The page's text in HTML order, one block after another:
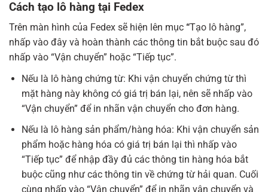
Cách tạo lô hàng tại Fedex
Trên màn hình của Fedex sẽ hiện lên mục “Tạo lô hàng”,
nhấp vào đây và hoàn thành các thông tin bắt buộc sau đó
nhấp vào “Vận chuyển” hoặc “Tiếp tục”.
Nếu là lô hàng chứng từ: Khi vận chuyển chứng từ thì
mặt hàng này không có giá trị bán lại, nên sẽ nhấp vào
“Vận chuyển” để in nhãn vận chuyển cho đơn hàng.
Nếu là lô hàng sản phẩm/hàng hóa: Khi vận chuyển sản
phẩm hoặc hàng hóa có giá trị bán lại thì nhấp vào
“Tiếp tục” để nhập đầy đủ các thông tin hàng hóa bắt
buộc cũng như các thông tin về chứng từ hải quan. Cuối
cùng nhấp vào “Vận chuyển” để in nhãn vận chuyển và